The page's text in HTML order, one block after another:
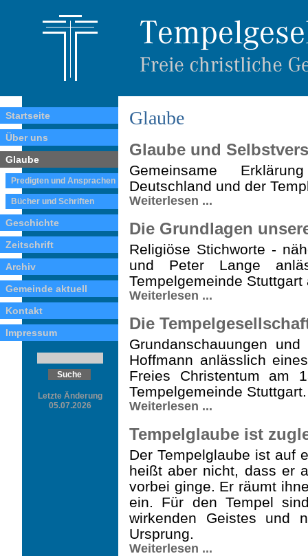
Startseite
Über uns
Glaube
Predigten und Ansprachen
Bücher und Schriften
Geschichte
Zeitschrift
Archiv
Gemeinde aktuell
Kontakt
Impressum
Letzte Änderung
05.07.2026
Glaube
Glaube und
Gemeinsame
Deutschland und der
Weiterlesen ...
Die Grundlagen
Religiöse Stichworte -
und Peter Lange
Tempelgemeinde
Weiterlesen ...
Die
Grundanschauungen
Hoffmann anlässlich
Freies Christentum am
Tempelgemeinde Stuttgart.
Weiterlesen ...
Tempelglaube ist
Der Tempelglaube ist auf
heißt aber nicht, dass er
vorbei ginge. Er räumt
ein. Für den Tempel
wirkenden Geistes und
Ursprung.
Weiterlesen ...